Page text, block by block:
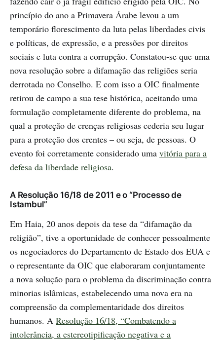
princípio do ano a Primavera Árabe levou a um
temporário florescimento da luta pelas liberdades civis
e políticas, de expressão, e a pressões por direitos
sociais e luta contra a corrupção. Constatou-se que uma
nova resolução sobre a difamação das religiões seria
derrotada no Conselho. E com isso a OIC finalmente
retirou de campo a sua tese histórica, aceitando uma
formulação completamente diferente do problema, na
qual a proteção de crenças religiosas cederia seu lugar
para a proteção dos crentes – ou seja, de pessoas. O
evento foi corretamente considerado uma vitória para a
defesa da liberdade religiosa.
A Resolução 16/18 de 2011 e o “Processo de
Istambul”
Em Haia, 20 anos depois da tese da “difamação da
religião”, tive a oportunidade de conhecer pessoalmente
os negociadores do Departamento de Estado dos EUA e
o representante da OIC que elaboraram conjuntamente
a nova solução para o problema da discriminação contra
minorias islâmicas, estabelecendo uma nova era na
compreensão da complementaridade dos direitos
humanos. A Resolução 16/18, “Combatendo a
intolerância, a estereotipificação negativa e a